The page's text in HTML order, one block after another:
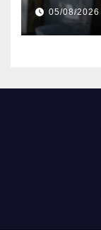
05/08/2026